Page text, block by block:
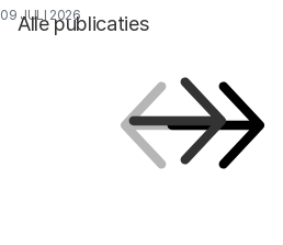
Alle publicaties
09 JULI 2026